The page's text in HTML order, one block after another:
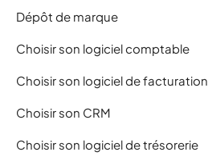
Dépôt de marque
Choisir son logiciel comptable
Choisir son logiciel de facturation
Choisir son CRM
Choisir son logiciel de trésorerie